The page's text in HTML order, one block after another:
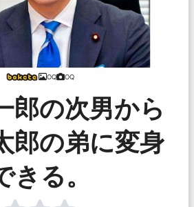
OQ OQ
郎の次男から
郎の弟に変身
きる。